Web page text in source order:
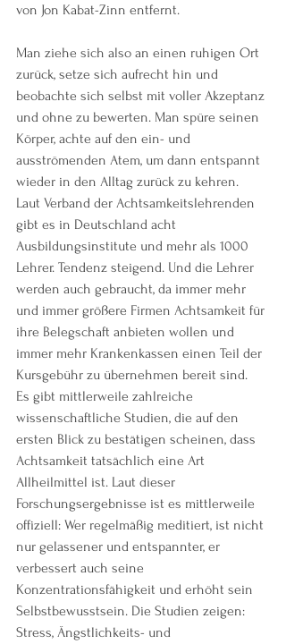
von Jon Kabat-Zinn entfernt.
Man ziehe sich also an einen ruhigen Ort
zurück, setze sich aufrecht hin und
beobachte sich selbst mit voller Akzeptanz
und ohne zu bewerten. Man spüre seinen
Körper, achte auf den ein- und
ausströmenden Atem, um dann entspannt
wieder in den Alltag zurück zu kehren.
Laut Verband der Achtsamkeitslehrenden
gibt es in Deutschland acht
Ausbildungsinstitute und mehr als 1000
Lehrer. Tendenz steigend. Und die Lehrer
werden auch gebraucht, da immer mehr
und immer größere Firmen Achtsamkeit für
ihre Belegschaft anbieten wollen und
immer mehr Krankenkassen einen Teil der
Kursgebühr zu übernehmen bereit sind.
Es gibt mittlerweile zahlreiche
wissenschaftliche Studien, die auf den
ersten Blick zu bestätigen scheinen, dass
Achtsamkeit tatsächlich eine Art
Allheilmittel ist. Laut dieser
Forschungsergebnisse ist es mittlerweile
offiziell: Wer regelmäßig meditiert, ist nicht
nur gelassener und entspannter, er
verbessert auch seine
Konzentrationsfähigkeit und erhöht sein
Selbstbewusstsein. Die Studien zeigen:
Stress, Ängstlichkeits- und